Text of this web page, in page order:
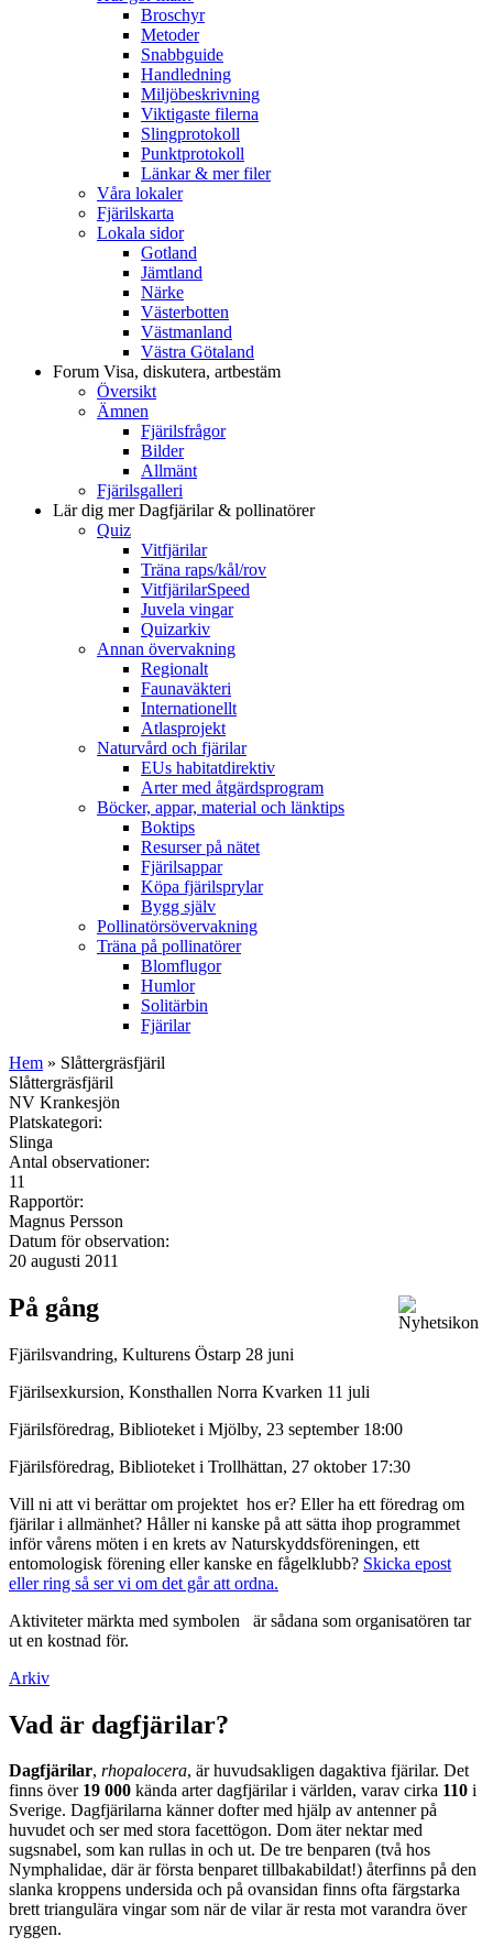
Broschyr
Metoder
Snabbguide
Handledning
Miljöbeskrivning
Viktigaste filerna
Slingprotokoll
Punktprotokoll
Länkar & mer filer
Våra lokaler
Fjärilskarta
Lokala sidor
Gotland
Jämtland
Närke
Västerbotten
Västmanland
Västra Götaland
Forum Visa, diskutera, artbestäm
Översikt
Ämnen
Fjärilsfrågor
Bilder
Allmänt
Fjärilsgalleri
Lär dig merDagfjärilar & pollinatörer
Quiz
Vitfjärilar
Träna raps/kål/rov
VitfjärilarSpeed
Juvela vingar
Quizarkiv
Annan övervakning
Regionalt
Faunaväkteri
Internationellt
Atlasprojekt
Naturvård och fjärilar
EUs habitatdirektiv
Arter med åtgärdsprogram
Böcker, appar, material och länktips
Boktips
Resurser på nätet
Fjärilsappar
Köpa fjärilsprylar
Bygg själv
Pollinatörsövervakning
Träna på pollinatörer
Blomflugor
Humlor
Solitärbin
Fjärilar
Hem » Slåttergräsfjäril
Slåttergräsfjäril
NV Krankesjön
Platskategori:
Slinga
Antal observationer:
11
Rapportör:
Magnus Persson
Datum för observation:
20 augusti 2011
På gång
Fjärilsvandring, Kulturens Östarp 28 juni
Fjärilsexkursion, Konsthallen Norra Kvarken 11 juli
Fjärilsföredrag, Biblioteket i Mjölby, 23 september 18:00
Fjärilsföredrag, Biblioteket i Trollhättan, 27 oktober 17:30
Vill ni att vi berättar om projektet hos er? Eller ha ett föredrag om
fjärilar i allmänhet? Håller ni kanske på att sätta ihop programmet
inför vårens möten i en krets av Naturskyddsföreningen, ett
entomologisk förening eller kanske en fågelklubb? Skicka epost
eller ring så ser vi om det går att ordna.
Aktiviteter märkta med symbolen
är sådana som organisatören tar
ut en kostnad för.
Arkiv
Vad är dagfjärilar?
Dagfjärilar, rhopalocera, är huvudsakligen dagaktiva fjärilar. Det
finns över 19 000 kända arter dagfjärilar i världen, varav cirka 110 i
Sverige. Dagfjärilarna känner dofter med hjälp av antenner på
huvudet och ser med stora facettögon. Dom äter nektar med
sugsnabel, som kan rullas in och ut. De tre benparen (två hos
Nymphalidae, där är första benparet tillbakabildat!) återfinns på den
slanka kroppens undersida och på ovansidan finns ofta färgstarka
brett triangulära vingar som när de vilar är resta mot varandra över
ryggen.